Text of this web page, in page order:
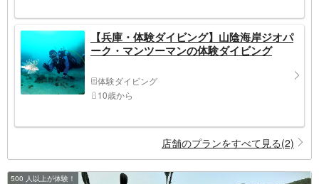
【兵庫・体験ダイビング】山陰海岸ジオパ
ーク・マンツーマンの体験ダイビング
体験ダイビング
10歳から
店舗のプランをすべて見る(2)
500 人以上が体験！